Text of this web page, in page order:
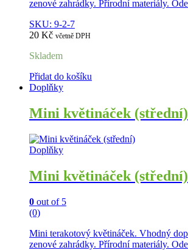
zenové zahrádky. Přírodní materiály.
SKU: 9-2-7
20 Kč včetně DPH
Skladem
Přidat do košíku
Doplňky
Mini květináček (střední)
Doplňky
Mini květináček (střední)
0 out of 5
(0)
Mini terakotový květináček. Vhodný
zenové zahrádky. Přírodní materiály.